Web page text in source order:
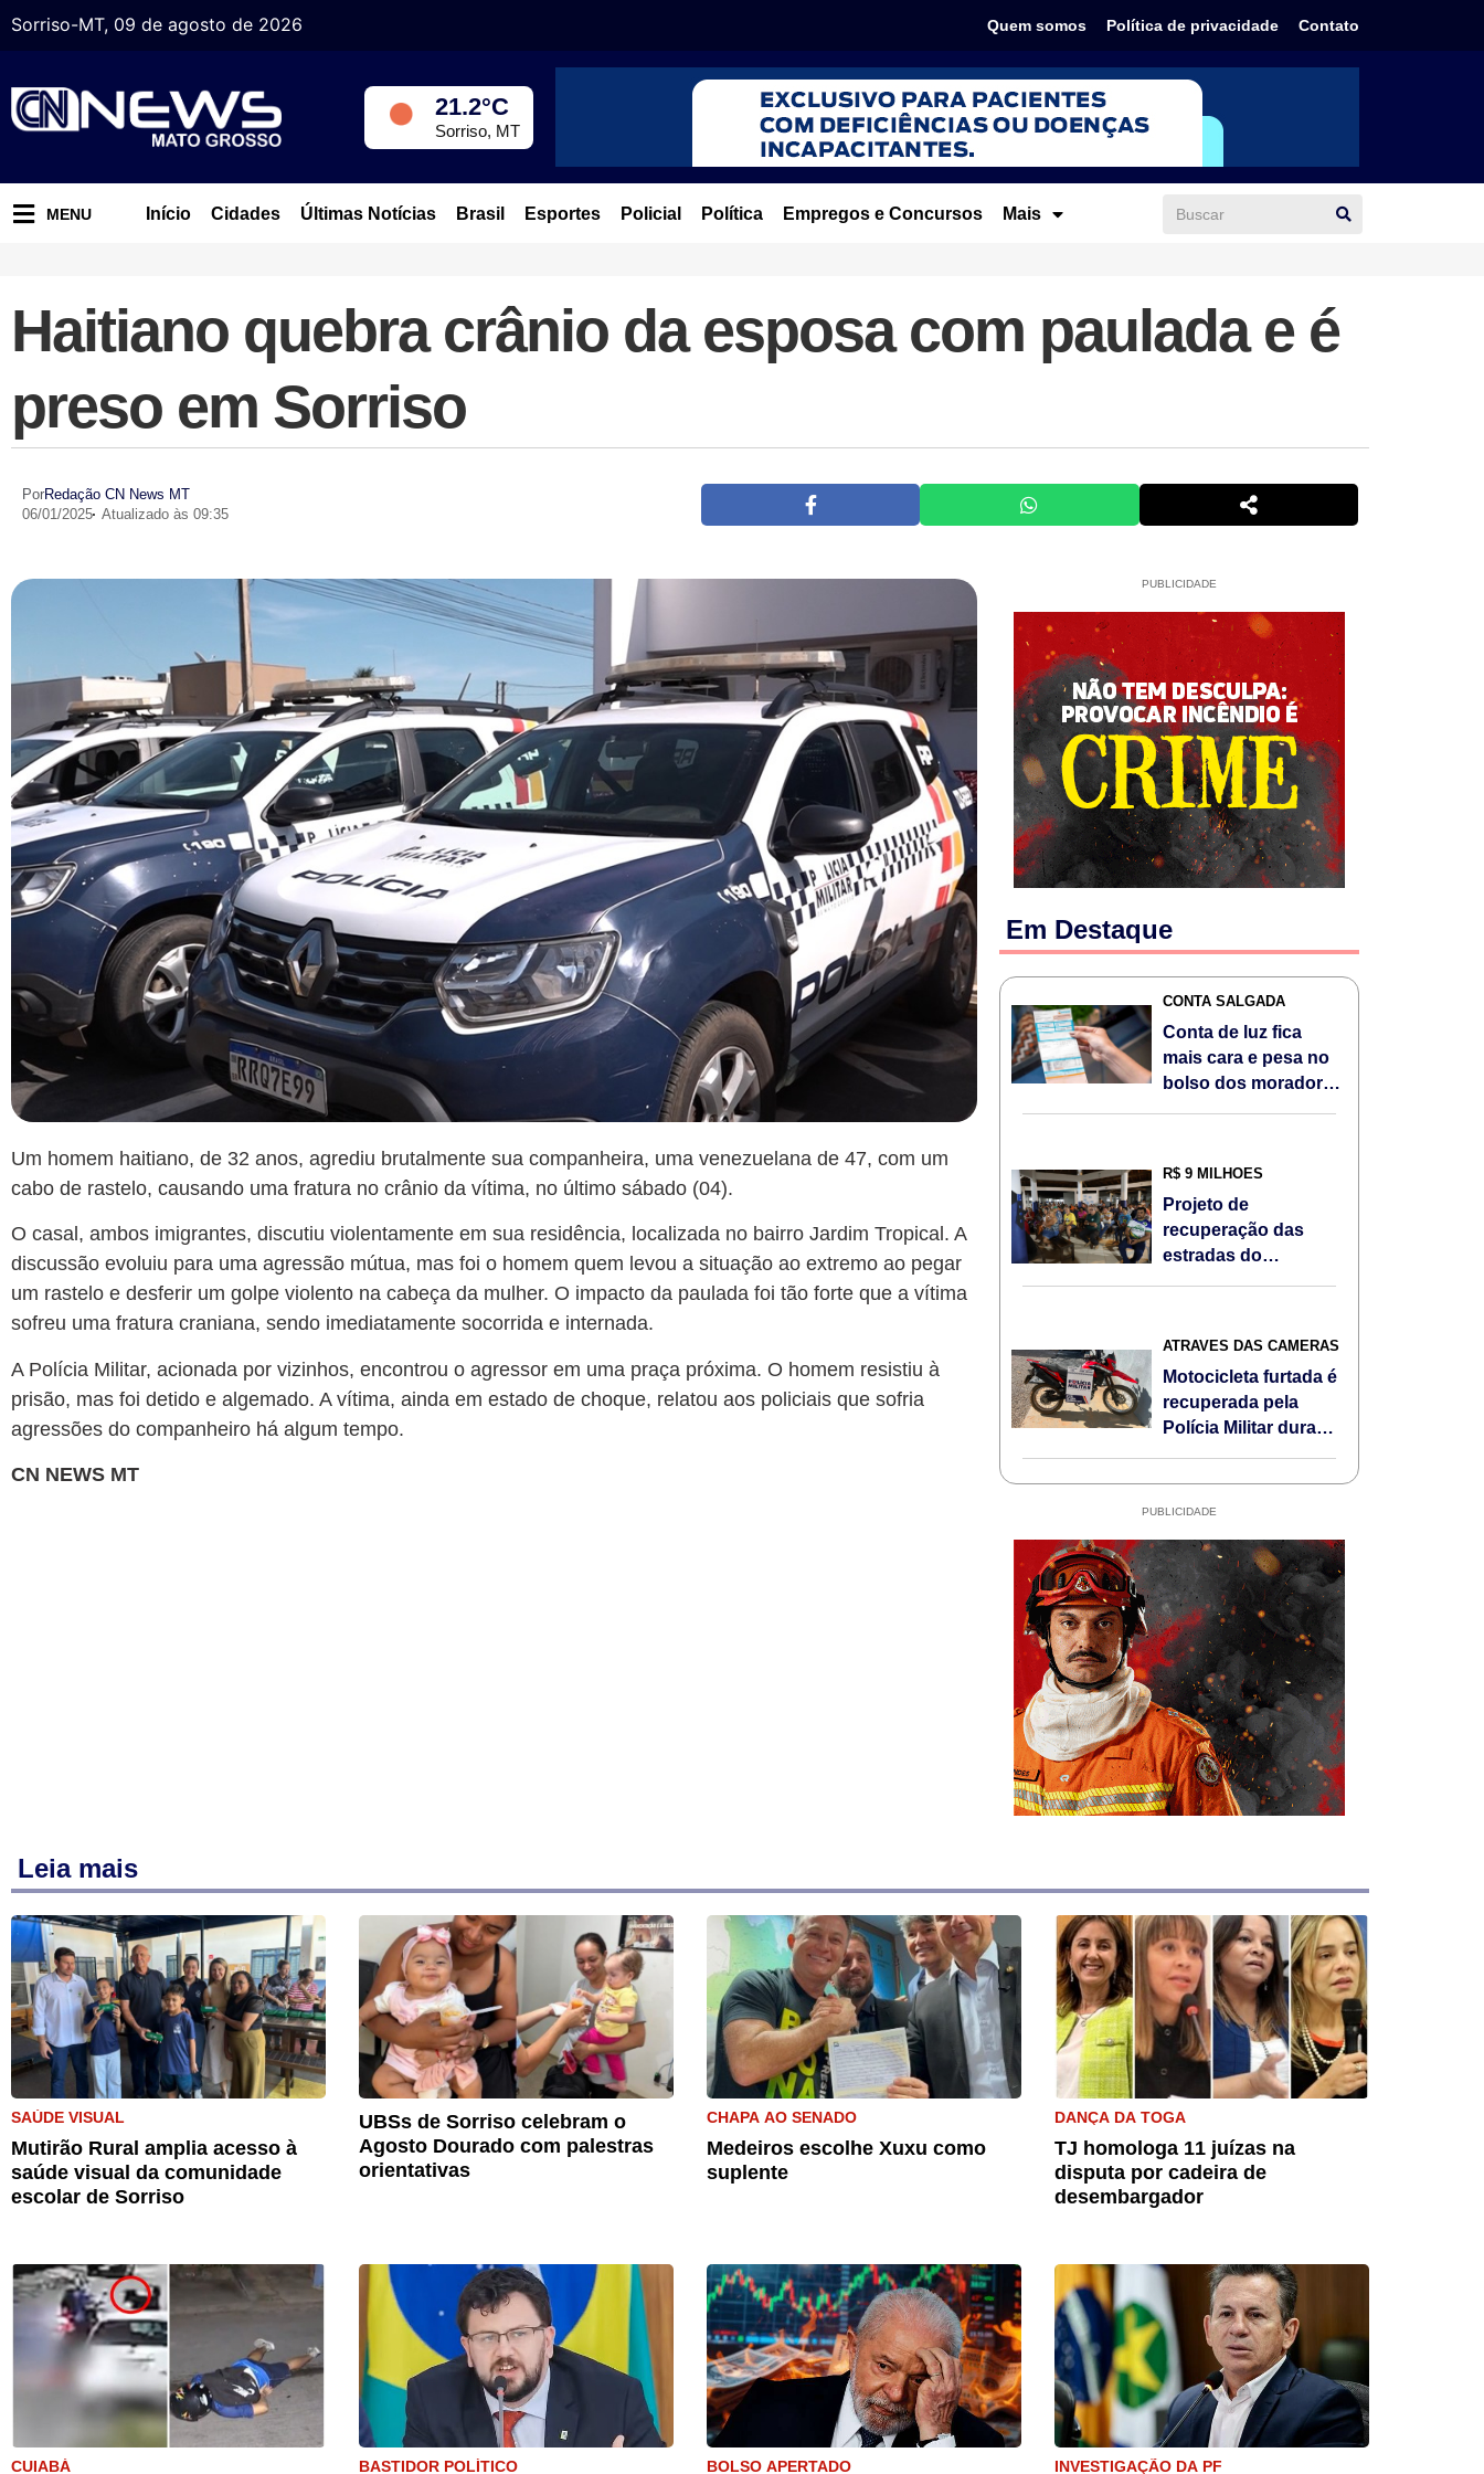
Sorriso-MT, 09 de agosto de 2026 Quem somos Política de privacidade Contato
21.2°C
Sorriso, MT
MENU Início Cidades Últimas Notícias Brasil Esportes Policial Política Empregos e Concursos Mais
Haitiano quebra crânio da esposa com paulada e é
preso em Sorriso
PorRedação CN News MT
06/01/2025 Atualizado às 09:35
Um homem haitiano, de 32 anos, agrediu brutalmente sua companheira, uma venezuelana de 47, com um
cabo de rastelo, causando uma fratura no crânio da vítima, no último sábado (04).
O casal, ambos imigrantes, discutiu violentamente em sua residência, localizada no bairro Jardim Tropical. A
discussão evoluiu para uma agressão mútua, mas foi o homem quem levou a situação ao extremo ao pegar
um rastelo e desferir um golpe violento na cabeça da mulher. O impacto da paulada foi tão forte que a vítima
sofreu uma fratura craniana, sendo imediatamente socorrida e internada.
A Polícia Militar, acionada por vizinhos, encontrou o agressor em uma praça próxima. O homem resistiu à
prisão, mas foi detido e algemado. A vítima, ainda em estado de choque, relatou aos policiais que sofria
agressões do companheiro há algum tempo.
CN NEWS MT
PUBLICIDADE
Em Destaque
CONTA SALGADA
Conta de luz fica
mais cara e pesa no
bolso dos moradores
R$ 9 MILHÕES
Projeto de
recuperação das
estradas do
comunidade
ATRAVÉS DAS CÂMERAS
Motocicleta furtada é
recuperada pela
Polícia Militar durante
PUBLICIDADE
Leia mais
SAÚDE VISUAL
Mutirão Rural amplia acesso à
saúde visual da comunidade
escolar de Sorriso
UBSs de Sorriso celebram o
Agosto Dourado com palestras
orientativas
CHAPA AO SENADO
Medeiros escolhe Xuxu como
suplente
DANÇA DA TOGA
TJ homologa 11 juízas na
disputa por cadeira de
desembargador
CUIABÁ BASTIDOR POLÍTICO BOLSO APERTADO INVESTIGAÇÃO DA PF